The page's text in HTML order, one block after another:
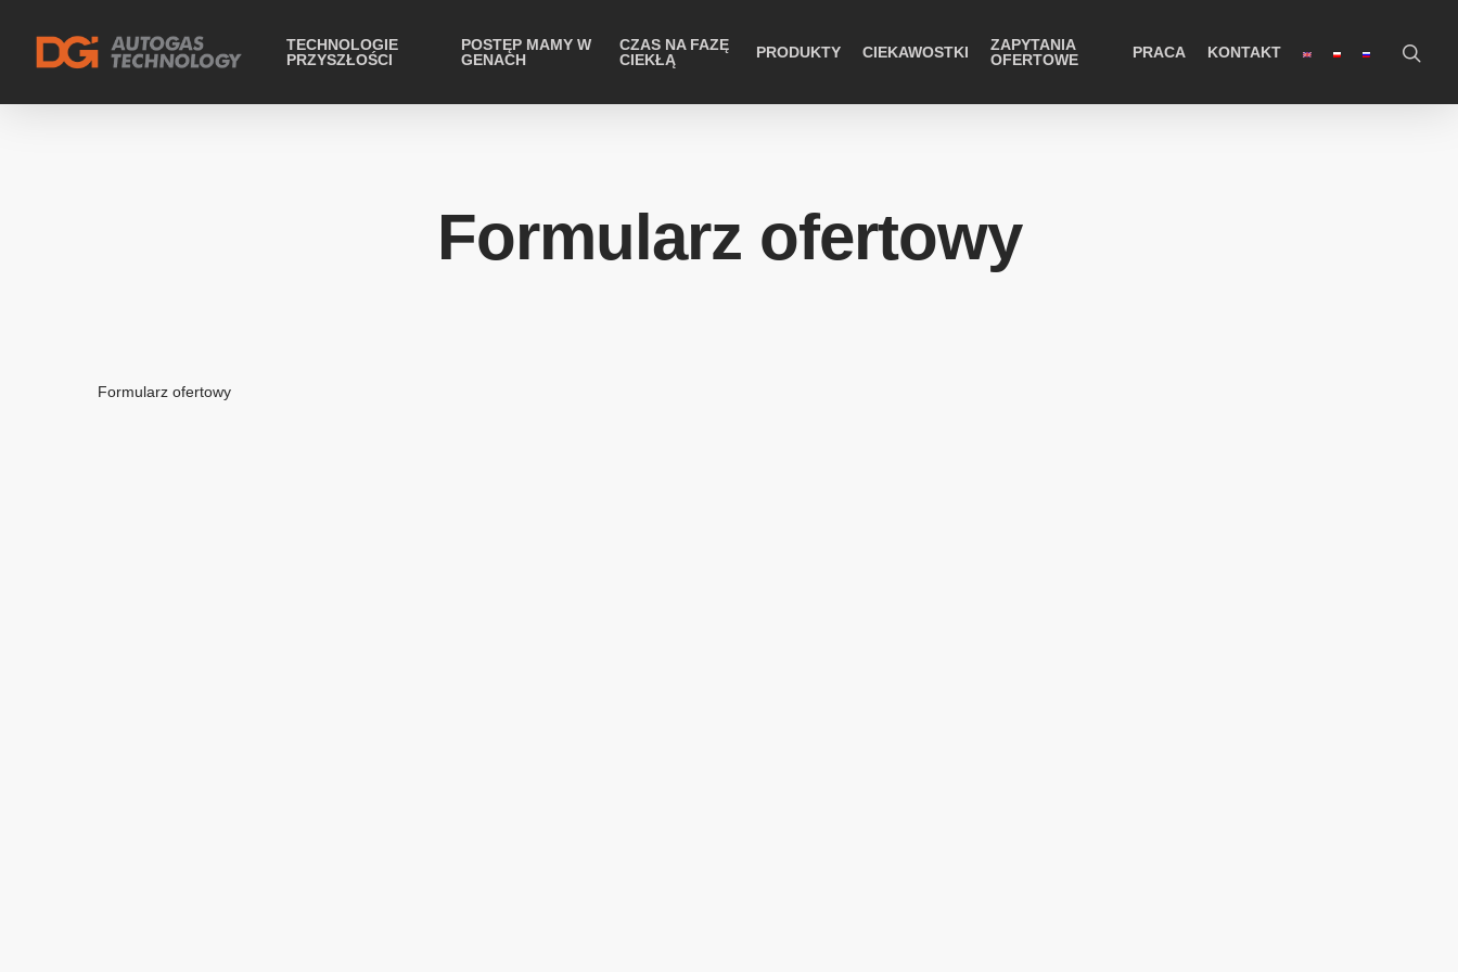
TECHNOLOGIE
PRZYSZŁOŚCI
POSTĘP MAMY W
GENACH
CZAS NA FAZĘ
CIEKŁĄ
PRODUKTY CIEKAWOSTKI
ZAPYTANIA
OFERTOWE
PRACA KONTAKT
Formularz ofertowy
Formularz ofertowy